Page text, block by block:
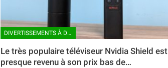
DIVERTISSEMENTS À DOMICILE
Le très populaire téléviseur Nvidia Shield est
presque revenu à son prix bas de…